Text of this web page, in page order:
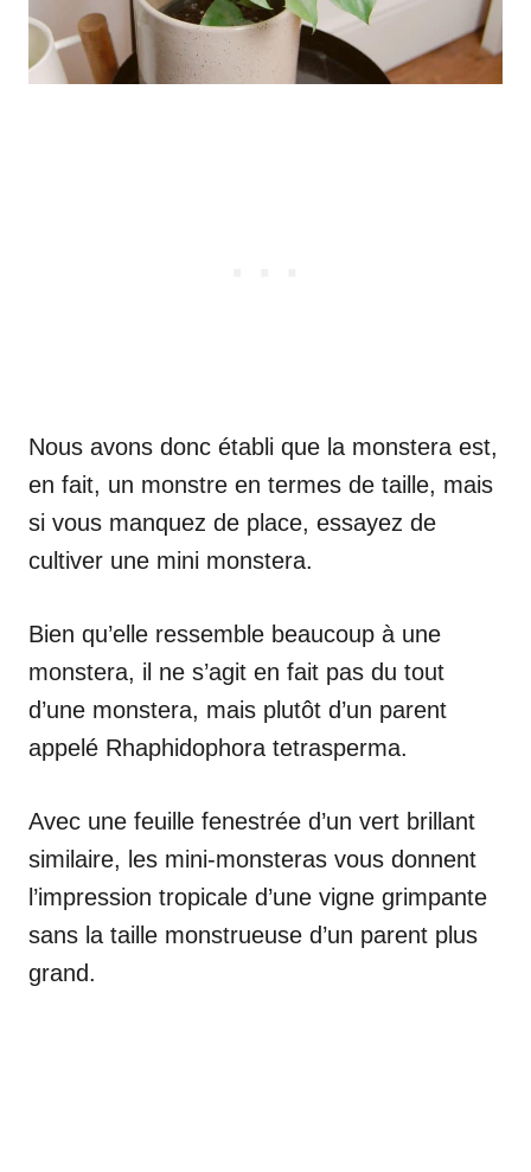
Nous avons donc établi que la monstera est,
en fait, un monstre en termes de taille, mais
si vous manquez de place, essayez de
cultiver une mini monstera.
Bien qu’elle ressemble beaucoup à une
monstera, il ne s’agit en fait pas du tout
d’une monstera, mais plutôt d’un parent
appelé Rhaphidophora tetrasperma.
Avec une feuille fenestrée d’un vert brillant
similaire, les mini-monsteras vous donnent
l’impression tropicale d’une vigne grimpante
sans la taille monstrueuse d’un parent plus
grand.